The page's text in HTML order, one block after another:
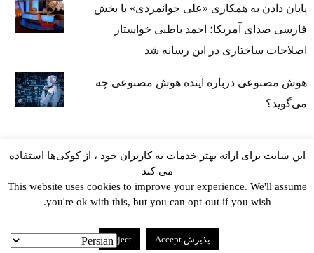
پایان دادن به همکاری «علی جوانمردی» با بخش
فارسی صدای آمریکا؛ احمد باطبی خواستار
اصلاحات ساختاری در این رسانه شد
هوش مصنوعی درباره آینده هوش مصنوعی چه
می‌گوید؟
kayhan.london 2000-2026©
خط مشی استفاده مجاز از
وب‌سایت
این سایت برای ارائه بهتر خدمات به کاربران خود ، از کوکی‌ها استفاده
می کند
This website uses cookies to improve your experience. We'll assume
you're ok with this, but you can opt-out if you wish.
پذیرش Accept Reject